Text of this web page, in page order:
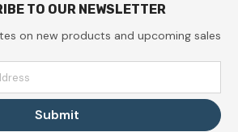
TO OUR NEWSLETTER
on new products and upcoming sales
Submit